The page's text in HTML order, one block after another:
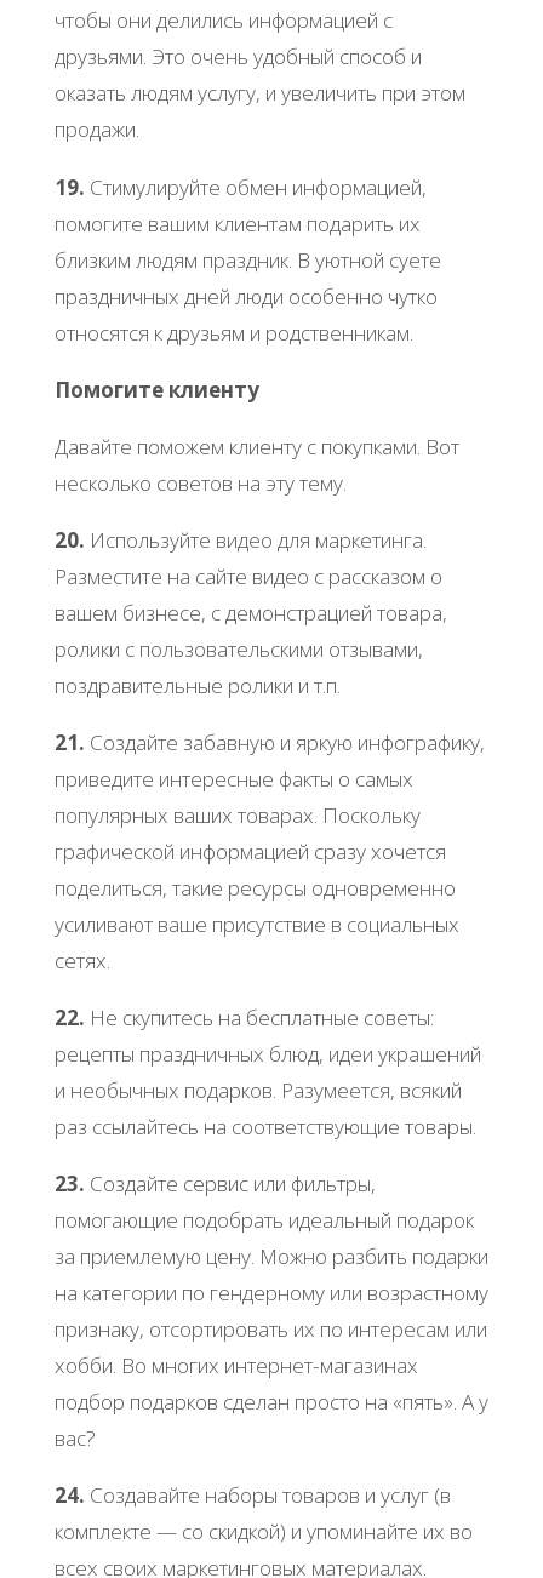
чтобы они делились информацией с
друзьями. Это очень удобный способ и
оказать людям услугу, и увеличить при этом
продажи.
19. Стимулируйте обмен информацией,
помогите вашим клиентам подарить их
близким людям праздник. В уютной суете
праздничных дней люди особенно чутко
относятся к друзьям и родственникам.
Помогите клиенту
Давайте поможем клиенту с покупками. Вот
несколько советов на эту тему.
20. Используйте видео для маркетинга.
Разместите на сайте видео с рассказом о
вашем бизнесе, с демонстрацией товара,
ролики с пользовательскими отзывами,
поздравительные ролики и т.п.
21. Создайте забавную и яркую инфографику,
приведите интересные факты о самых
популярных ваших товарах. Поскольку
графической информацией сразу хочется
поделиться, такие ресурсы одновременно
усиливают ваше присутствие в социальных
сетях.
22. Не скупитесь на бесплатные советы:
рецепты праздничных блюд, идеи украшений
и необычных подарков. Разумеется, всякий
раз ссылайтесь на соответствующие товары.
23. Создайте сервис или фильтры,
помогающие подобрать идеальный подарок
за приемлемую цену. Можно разбить подарки
на категории по гендерному или возрастному
признаку, отсортировать их по интересам или
хобби. Во многих интернет-магазинах
подбор подарков сделан просто на «пять». А у
вас?
24. Создавайте наборы товаров и услуг (в
комплекте — со скидкой) и упоминайте их во
всех своих маркетинговых материалах.